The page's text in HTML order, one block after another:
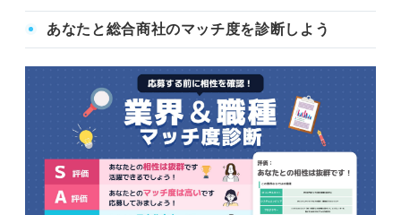
あなたと総合商社のマッチ度を診断しよう